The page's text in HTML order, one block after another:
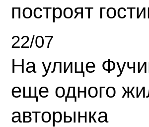
построят
22/07
На улице
еще одного
авторынка